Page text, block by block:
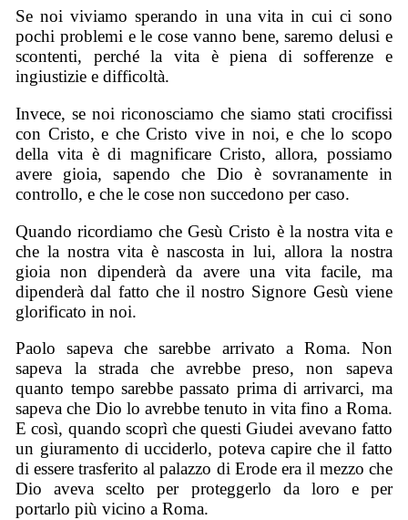
Se noi viviamo sperando in una vita in cui ci sono
pochi problemi e le cose vanno bene, saremo delusi e
scontenti, perché la vita è piena di sofferenze e
ingiustizie e difficoltà.
Invece, se noi riconosciamo che siamo stati crocifissi
con Cristo, e che Cristo vive in noi, e che lo scopo
della vita è di magnificare Cristo, allora, possiamo
avere gioia, sapendo che Dio è sovranamente in
controllo, e che le cose non succedono per caso.
Quando ricordiamo che Gesù Cristo è la nostra vita e
che la nostra vita è nascosta in lui, allora la nostra
gioia non dipenderà da avere una vita facile, ma
dipenderà dal fatto che il nostro Signore Gesù viene
glorificato in noi.
Paolo sapeva che sarebbe arrivato a Roma. Non
sapeva la strada che avrebbe preso, non sapeva
quanto tempo sarebbe passato prima di arrivarci, ma
sapeva che Dio lo avrebbe tenuto in vita fino a Roma.
E così, quando scoprì che questi Giudei avevano fatto
un giuramento di ucciderlo, poteva capire che il fatto
di essere trasferito al palazzo di Erode era il mezzo che
Dio aveva scelto per proteggerlo da loro e per
portarlo più vicino a Roma.